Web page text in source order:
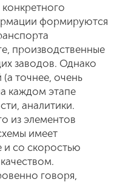
формируются
производственные
заводов. Однако
точнее, очень
каждом этапе
аналитики.
из элементов
имеет
и со скоростью
говоря,